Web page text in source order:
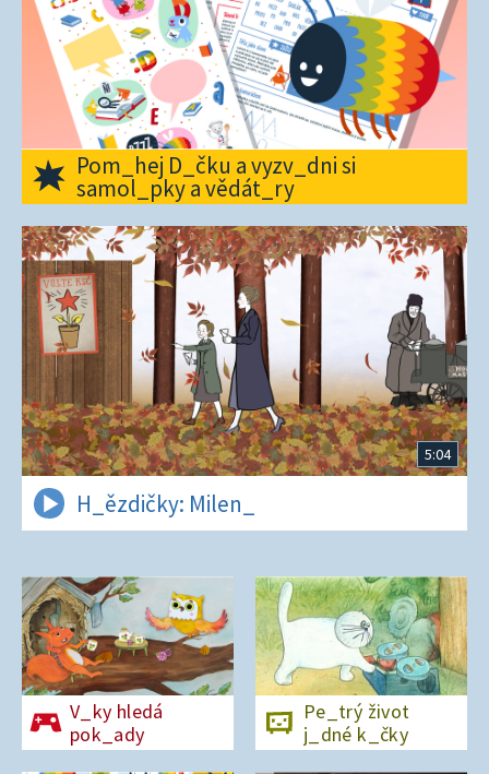
Pom_hej D_čku a vyzv_dni si
samol_pky a vědát_ry
5:04
H_ězdičky: Milen_
V_ky hledá
pok_ady
Pe_trý život
j_dné k_čky